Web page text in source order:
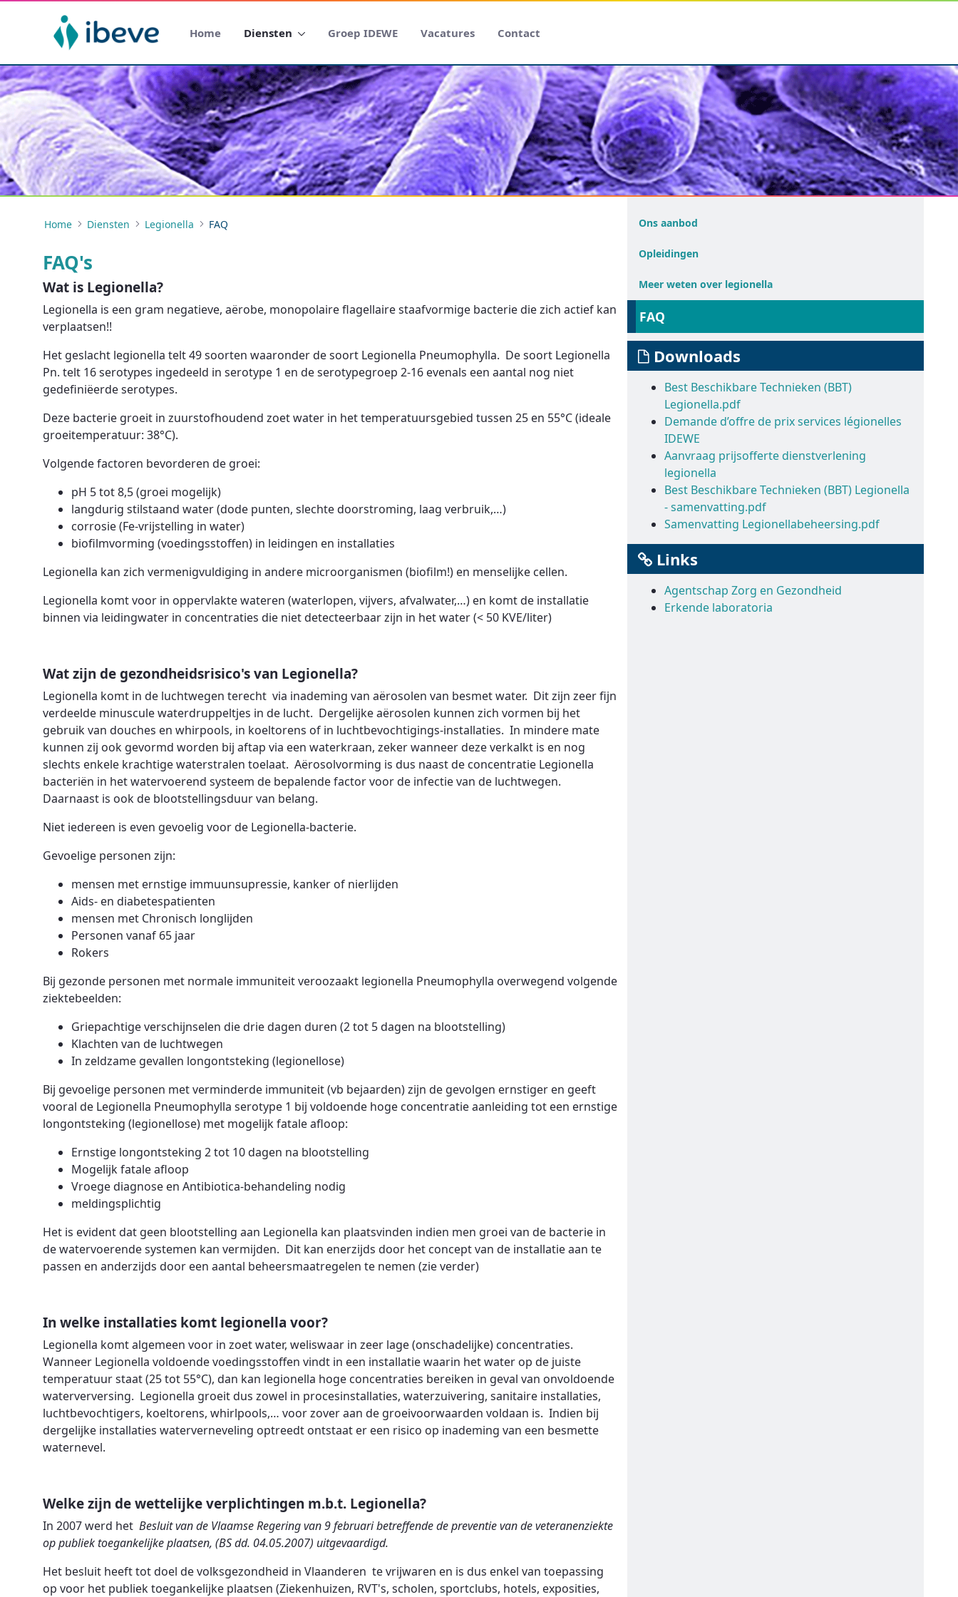
Home Diensten Groep IDEWE Vacatures Contact
Home Diensten Legionella FAQ
FAQ's
Wat is Legionella?
Legionella is een gram negatieve, aërobe, monopolaire flagellaire staafvormige bacterie die zich actief kan
verplaatsen!!
Het geslacht legionella telt 49 soorten waaronder de soort Legionella Pneumophylla. De soort Legionella
Pn. telt 16 serotypes ingedeeld in serotype 1 en de serotypegroep 2-16 evenals een aantal nog niet
gedefiniëerde serotypes.
Deze bacterie groeit in zuurstofhoudend zoet water in het temperatuursgebied tussen 25 en 55°C (ideale
groeitemperatuur: 38°C).
Volgende factoren bevorderen de groei:
pH 5 tot 8,5 (groei mogelijk)
langdurig stilstaand water (dode punten, slechte doorstroming, laag verbruik,…)
corrosie (Fe-vrijstelling in water)
biofilmvorming (voedingsstoffen) in leidingen en installaties
Legionella kan zich vermenigvuldiging in andere microorganismen (biofilm!) en menselijke cellen.
Legionella komt voor in oppervlakte wateren (waterlopen, vijvers, afvalwater,…) en komt de installatie
binnen via leidingwater in concentraties die niet detecteerbaar zijn in het water (< 50 KVE/liter)
Wat zijn de gezondheidsrisico's van Legionella?
Legionella komt in de luchtwegen terecht via inademing van aërosolen van besmet water. Dit zijn zeer fijn
verdeelde minuscule waterdruppeltjes in de lucht. Dergelijke aërosolen kunnen zich vormen bij het
gebruik van douches en whirpools, in koeltorens of in luchtbevochtigings-installaties. In mindere mate
kunnen zij ook gevormd worden bij aftap via een waterkraan, zeker wanneer deze verkalkt is en nog
slechts enkele krachtige waterstralen toelaat. Aërosolvorming is dus naast de concentratie Legionella
bacteriën in het watervoerend systeem de bepalende factor voor de infectie van de luchtwegen.
Daarnaast is ook de blootstellingsduur van belang.
Niet iedereen is even gevoelig voor de Legionella-bacterie.
Gevoelige personen zijn:
mensen met ernstige immuunsupressie, kanker of nierlijden
Aids- en diabetespatienten
mensen met Chronisch longlijden
Personen vanaf 65 jaar
Rokers
Bij gezonde personen met normale immuniteit veroozaakt legionella Pneumophylla overwegend volgende
ziektebeelden:
Griepachtige verschijnselen die drie dagen duren (2 tot 5 dagen na blootstelling)
Klachten van de luchtwegen
In zeldzame gevallen longontsteking (legionellose)
Bij gevoelige personen met verminderde immuniteit (vb bejaarden) zijn de gevolgen ernstiger en geeft
vooral de Legionella Pneumophylla serotype 1 bij voldoende hoge concentratie aanleiding tot een ernstige
longontsteking (legionellose) met mogelijk fatale afloop:
Ernstige longontsteking 2 tot 10 dagen na blootstelling
Mogelijk fatale afloop
Vroege diagnose en Antibiotica-behandeling nodig
meldingsplichtig
Het is evident dat geen blootstelling aan Legionella kan plaatsvinden indien men groei van de bacterie in
de watervoerende systemen kan vermijden. Dit kan enerzijds door het concept van de installatie aan te
passen en anderzijds door een aantal beheersmaatregelen te nemen (zie verder)
In welke installaties komt legionella voor?
Legionella komt algemeen voor in zoet water, weliswaar in zeer lage (onschadelijke) concentraties.
Wanneer Legionella voldoende voedingsstoffen vindt in een installatie waarin het water op de juiste
temperatuur staat (25 tot 55°C), dan kan legionella hoge concentraties bereiken in geval van onvoldoende
waterverversing. Legionella groeit dus zowel in procesinstallaties, waterzuivering, sanitaire installaties,
luchtbevochtigers, koeltorens, whirlpools,… voor zover aan de groeivoorwaarden voldaan is. Indien bij
dergelijke installaties waterverneveling optreedt ontstaat er een risico op inademing van een besmette
waternevel.
Welke zijn de wettelijke verplichtingen m.b.t. Legionella?
In 2007 werd het Besluit van de Vlaamse Regering van 9 februari betreffende de preventie van de veteranenziekte
op publiek toegankelijke plaatsen, (BS dd. 04.05.2007) uitgevaardigd.
Het besluit heeft tot doel de volksgezondheid in Vlaanderen te vrijwaren en is dus enkel van toepassing
op voor het publiek toegankelijke plaatsen (Ziekenhuizen, RVT's, scholen, sportclubs, hotels, exposities,
Ons aanbod
Opleidingen
Meer weten over legionella
FAQ
Downloads
Best Beschikbare Technieken (BBT)
Legionella.pdf
Demande d’offre de prix services légionelles
IDEWE
Aanvraag prijsofferte dienstverlening
legionella
Best Beschikbare Technieken (BBT) Legionella
- samenvatting.pdf
Samenvatting Legionellabeheersing.pdf
Links
Agentschap Zorg en Gezondheid
Erkende laboratoria